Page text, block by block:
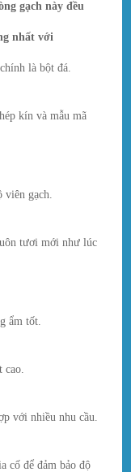
gạch này đều
nhất với
là bột đá.
kín và mẫu mã
gạch.
tươi mới như lúc
ẩm tốt.
với nhiều nhu cầu.
cố để đảm bảo độ